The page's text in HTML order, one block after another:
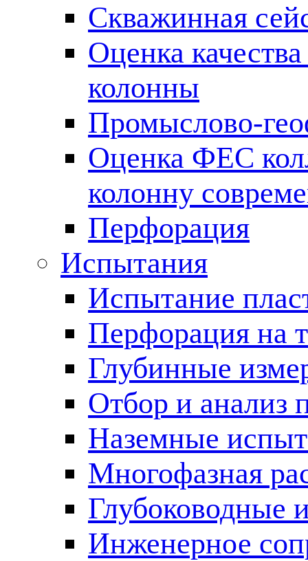
Скважинная
Оценка
колонны
Промыслово-
Оценка ФЕС
колонну
Перфорация
Испытания
Испытание
Перфорация на
Глубинные
Отбор и анализ
Наземные
Многофазная
Глубоководные
Инженерное